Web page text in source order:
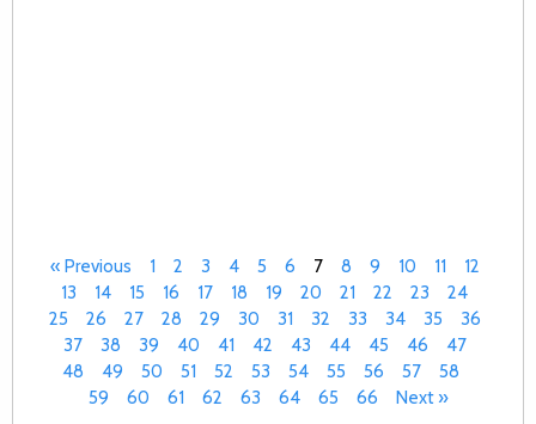
« Previous 1 2 3 4 5 6 7 8 9 10 11
12
13
14 15 16 17 18 19 20 21 22 23
24
25
26 27 28 29 30 31 32 33 34 35
36
37
38 39 40 41 42 43 44 45 46
47
48
49 50 51 52 53 54 55 56 57
58
59
60 61 62 63 64 65 66 Next »